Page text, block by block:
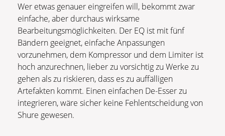
Wer etwas genauer eingreifen will, bekommt zwar
einfache, aber durchaus wirksame
Bearbeitungsmöglichkeiten. Der EQ ist mit fünf
Bändern geeignet, einfache Anpassungen
vorzunehmen, dem Kompressor und dem Limiter ist
hoch anzurechnen, lieber zu vorsichtig zu Werke zu
gehen als zu riskieren, dass es zu auffälligen
Artefakten kommt. Einen einfachen De-Esser zu
integrieren, wäre sicher keine Fehlentscheidung von
Shure gewesen.